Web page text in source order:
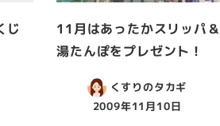
じ
11月はあったかスリッパ＆
湯たんぽをプレゼント！
くすりのタカギ
2009年11月10日